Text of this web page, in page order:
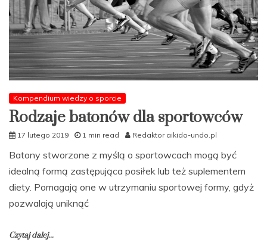
Kompendium wiedzy o sporcie
Rodzaje batonów dla sportowców
17 lutego 2019 1 min read Redaktor aikido-undo.pl
Batony stworzone z myślą o sportowcach mogą być
idealną formą zastępująca posiłek lub też suplementem
diety. Pomagają one w utrzymaniu sportowej formy, gdyż
pozwalają uniknąć
Czytaj dalej...